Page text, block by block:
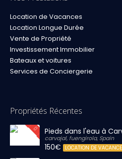
Location de Vacances
Location Longue Durée
Vente de Propriété
Investissement Immobilier
Bateaux et voitures
Services de Conciergerie
Propriétés Récentes
Pieds dans l'eau à
carvajal, fuengirola, Spain
150€ LOCATION DE